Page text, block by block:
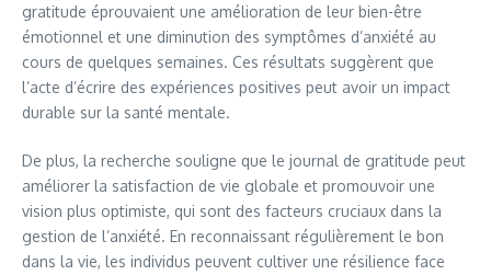
gratitude éprouvaient une amélioration de leur bien-être
émotionnel et une diminution des symptômes d’anxiété au
cours de quelques semaines. Ces résultats suggèrent que
l’acte d’écrire des expériences positives peut avoir un impact
durable sur la santé mentale.
De plus, la recherche souligne que le journal de gratitude peut
améliorer la satisfaction de vie globale et promouvoir une
vision plus optimiste, qui sont des facteurs cruciaux dans la
gestion de l’anxiété. En reconnaissant régulièrement le bon
dans la vie, les individus peuvent cultiver une résilience face